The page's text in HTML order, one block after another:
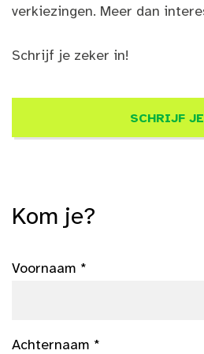
verkiezingen. Meer dan
Schrijf je zeker in!
SCHRIJF
Kom je?
Voornaam *
Achternaam *